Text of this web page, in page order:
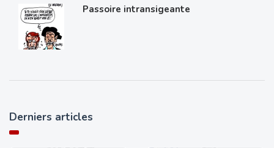
Passoire intransigeante
Derniers articles